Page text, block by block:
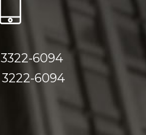
3322-6094
3222-6094